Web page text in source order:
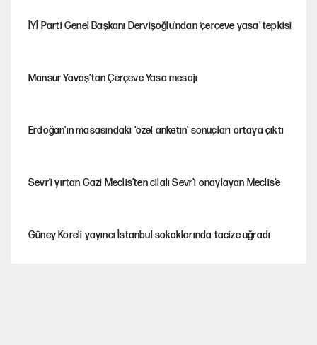
İYİ Parti Genel Başkanı Dervişoğlu'ndan ‘çerçeve yasa’ tepkisi
Mansur Yavaş’tan Çerçeve Yasa mesajı
Erdoğan'ın masasındaki 'özel anketin' sonuçları ortaya çıktı
Sevr’i yırtan Gazi Meclis’ten cilalı Sevr’i onaylayan Meclis’e
Güney Koreli yayıncı İstanbul sokaklarında tacize uğradı